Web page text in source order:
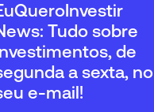
Tudo sobre
de
a sexta, no
e-mail!